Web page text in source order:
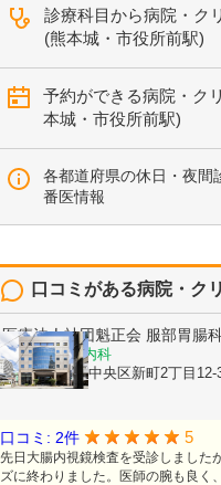
診療科目から病院・ク
(熊本城・市役所前駅)
予約ができる病院・ク
本城・市役所前駅)
各都道府県の休日・夜間
番医情報
口コミがある病院・ク
医療法人社団魁正会 服部胃腸
消化器内科, 内科
熊本県熊本市中央区新町2丁目12-
口コミ: 2件 5
先日大腸内視鏡検査を受診しました
ズに終わりました。医師の腕も良く